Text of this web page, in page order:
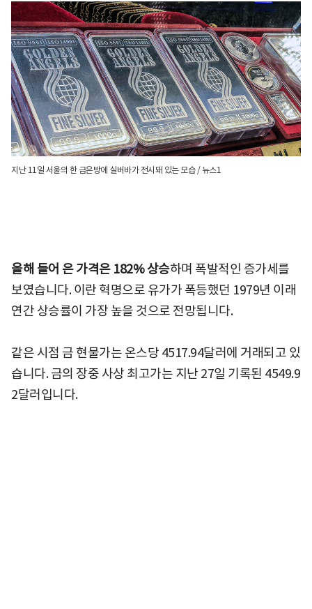
지난 11일 서울의 한 금은방에 실버바가 전시돼 있는 모습 / 뉴스1
올해 들어 은 가격은 182% 상승하며 폭발적인 증가세를
보였습니다. 이란 혁명으로 유가가 폭등했던 1979년 이래
연간 상승률이 가장 높을 것으로 전망됩니다.
같은 시점 금 현물가는 온스당 4517.94달러에 거래되고 있
습니다. 금의 장중 사상 최고가는 지난 27일 기록된 4549.9
2달러입니다.